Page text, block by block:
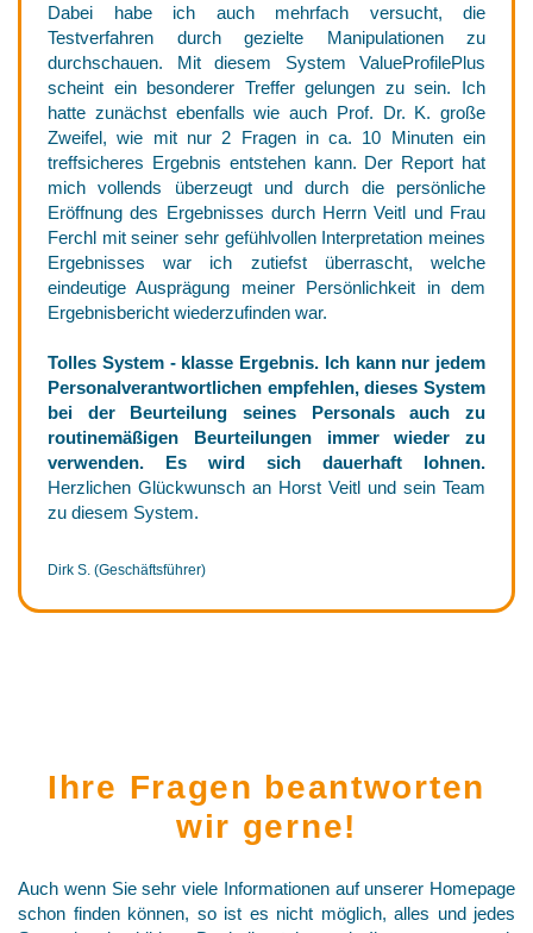
Dabei habe ich auch mehrfach versucht, die
Testverfahren durch gezielte Manipulationen zu
durchschauen. Mit diesem System ValueProfilePlus
scheint ein besonderer Treffer gelungen zu sein. Ich
hatte zunächst ebenfalls wie auch Prof. Dr. K. große
Zweifel, wie mit nur 2 Fragen in ca. 10 Minuten ein
treffsicheres Ergebnis entstehen kann. Der Report hat
mich vollends überzeugt und durch die persönliche
Eröffnung des Ergebnisses durch Herrn Veitl und Frau
Ferchl mit seiner sehr gefühlvollen Interpretation meines
Ergebnisses war ich zutiefst überrascht, welche
eindeutige Ausprägung meiner Persönlichkeit in dem
Ergebnisbericht wiederzufinden war.
Tolles System - klasse Ergebnis. Ich kann nur jedem
Personalverantwortlichen empfehlen, dieses System
bei der Beurteilung seines Personals auch zu
routinemäßigen Beurteilungen immer wieder zu
verwenden. Es wird sich dauerhaft lohnen.
Herzlichen Glückwunsch an Horst Veitl und sein Team
zu diesem System.
Dirk S. (Geschäftsführer)
Ihre Fragen beantworten
wir gerne!
Auch wenn Sie sehr viele Informationen auf unserer Homepage
schon finden können, so ist es nicht möglich, alles und jedes